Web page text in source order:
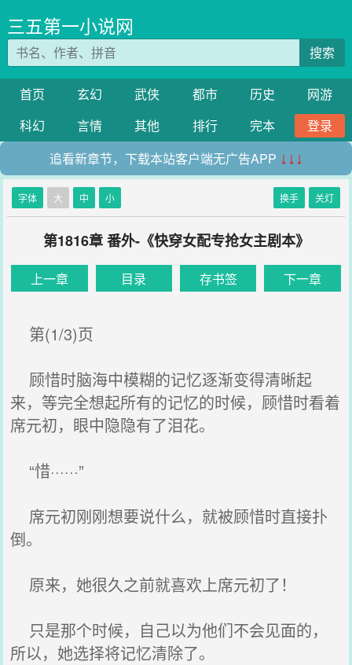
三五第一小说网
搜索
首页 玄幻 武侠 都市 历史
网游
科幻
言情 其他 排行 完本
登录
追看新章节，下载本站客户端无广告APP ↓↓↓
字体 大 中 小 换手 关灯
第1816章 番外-《快穿女配专抢女主剧本》
上一章 目录 存书签 下一章
第(1/3)页
顾惜时脑海中模糊的记忆逐渐变得清晰起
来，等完全想起所有的记忆的时候，顾惜时看着
席元初，眼中隐隐有了泪花。
“惜······”
席元初刚刚想要说什么，就被顾惜时直接扑
倒。
原来，她很久之前就喜欢上席元初了！
只是那个时候，自己以为他们不会见面的，
所以，她选择将记忆清除了。